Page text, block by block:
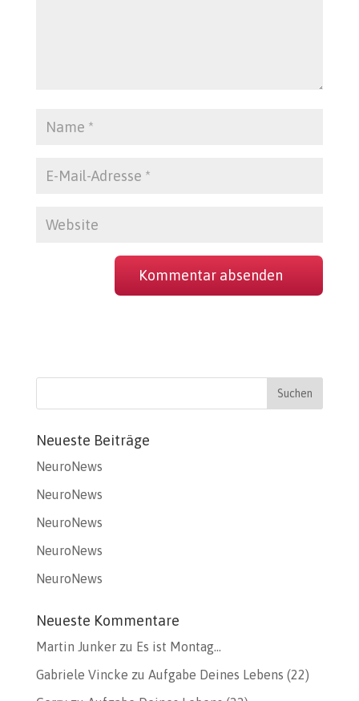
Neueste Beiträge
NeuroNews
NeuroNews
NeuroNews
NeuroNews
NeuroNews
Neueste Kommentare
Martin Junkerzu Es ist Montag…
Gabriele Vincke zu Aufgabe Deines Lebens (22)